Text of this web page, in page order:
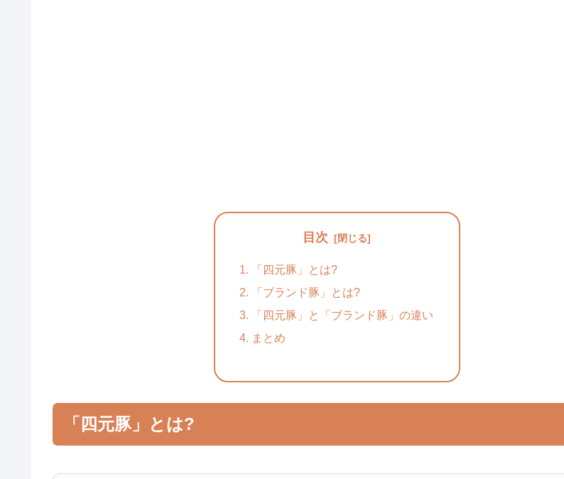
目次
「四元豚」とは?
「ブランド豚」とは?
「四元豚」と「ブランド豚」の違い
まとめ
「四元豚」とは?